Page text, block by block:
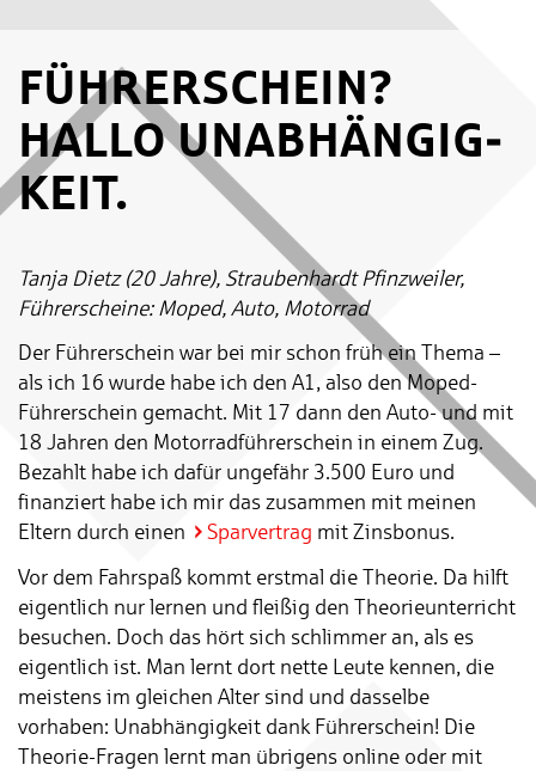
FÜH­RER­SCHEIN?
HALLO UN­AB­HÄN­GIG­
KEIT.
Tanja Dietz (20 Jahre), Straubenhardt Pfinzweiler,
Führerscheine: Moped, Auto, Motorrad
Der Führerschein war bei mir schon früh ein Thema –
als ich 16 wurde habe ich den A1, also den Moped-
Führerschein gemacht. Mit 17 dann den Auto- und mit
18 Jahren den Motorradführerschein in einem Zug.
Bezahlt habe ich dafür ungefähr 3.500 Euro und
finanziert habe ich mir das zusammen mit meinen
Eltern durch einen
Sparvertrag mit Zinsbonus.
Vor dem Fahrspaß kommt erstmal die Theorie. Da hilft
eigentlich nur lernen und fleißig den Theorieunterricht
besuchen. Doch das hört sich schlimmer an, als es
eigentlich ist. Man lernt dort nette Leute kennen, die
meistens im gleichen Alter sind und dasselbe
vorhaben: Unabhängigkeit dank Führerschein! Die
Theorie-Fragen lernt man übrigens online oder mit